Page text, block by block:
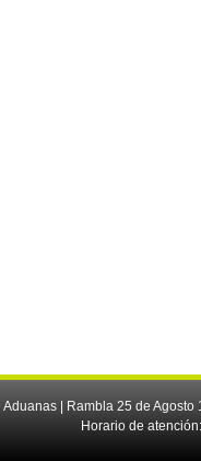
| Rambla 25 de
Horario de